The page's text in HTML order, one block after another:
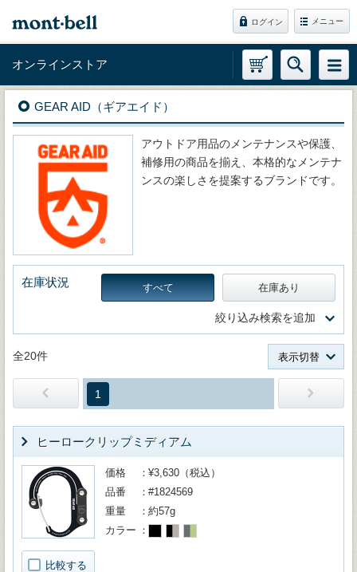
ログイン メニュー
オンラインストア
GEAR AID（ギアエイド）
アウトドア用品のメンテナンスや保護、
補修用の商品を揃え、本格的なメンテナ
ンスの楽しさを提案するブランドです。
在庫状況 すべて 在庫あり
絞り込み検索を追加
全20件 表示切替
1
ヒーロークリップミディアム
比較する
価格
¥3,630（税込）
品番
#1824569
重量
約57g
カラー